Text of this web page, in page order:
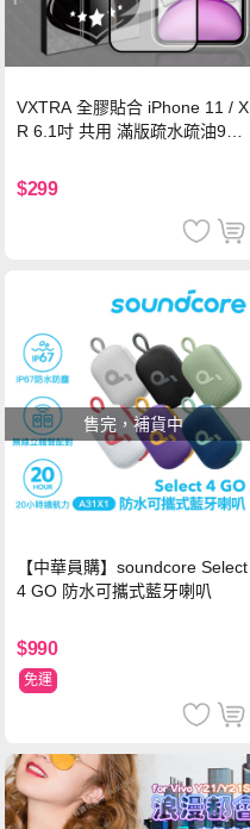
VXTRA 全膠貼合 iPhone 11 / X
R 6.1吋 共用 滿版疏水疏油9H
$299
售完，補貨中
【中華員購】soundcore Select
4 GO 防水可攜式藍牙喇叭
$990
免運